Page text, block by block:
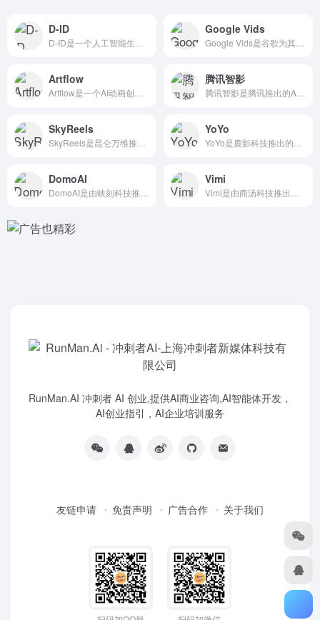
D-ID Google Vids
Artflow 腾讯智影
SkyReels YoYo
DomoAI Vimi
RunMan.AI 冲刺者 AI 创业,提供AI商业咨询,AI智能体开发，
AI创业指引，AI企业培训服务
友链申请 免责声明 广告合作 关于我们